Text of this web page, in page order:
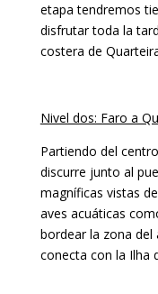
etapa tendremos
disfrutar toda la
costera de
Nivel dos: Faro a
Partiendo del
discurre junto al
magníficas vistas
aves acuáticas
bordear la zona del
conecta con la Ilha